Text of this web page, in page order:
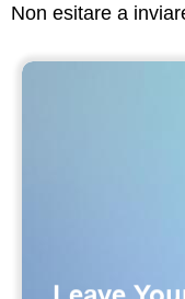
Non esitare a